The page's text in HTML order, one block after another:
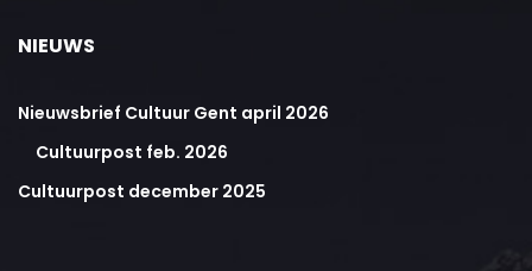
NIEUWS
Nieuwsbrief Cultuur Gent april 2026
Cultuurpost feb. 2026
Cultuurpost december 2025